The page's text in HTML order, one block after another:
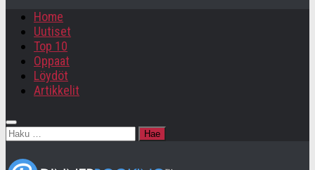
Home
Uutiset
Top 10
Oppaat
Löydöt
Artikkelit
Haku: